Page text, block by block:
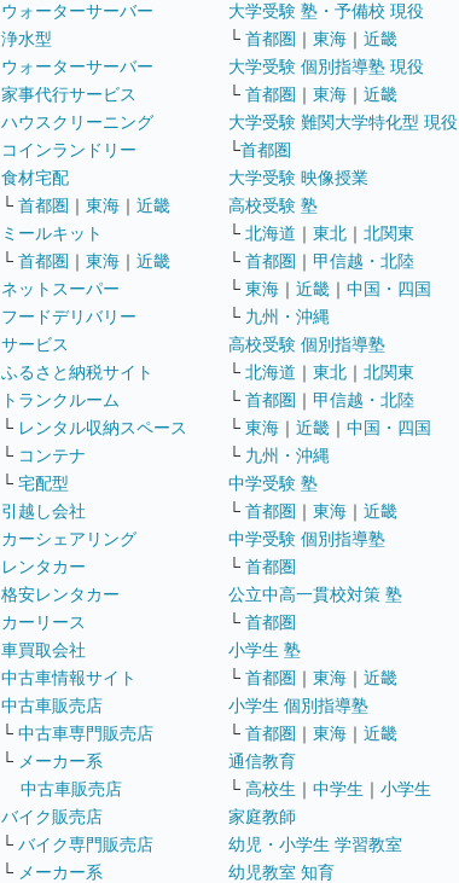
ウォーターサーバー
浄水型
ウォーターサーバー
家事代行サービス
ハウスクリーニング
コインランドリー
食材宅配
└ 首都圏 ｜ 東海 ｜ 近畿
ミールキット
└ 首都圏 ｜ 東海 ｜ 近畿
ネットスーパー
フードデリバリー
サービス
ふるさと納税サイト
トランクルーム
└ レンタル収納スペース
└ コンテナ
└ 宅配型
引越し会社
カーシェアリング
レンタカー
格安レンタカー
カーリース
車買取会社
中古車情報サイト
中古車販売店
└ 中古車専門販売店
└ メーカー系
中古車販売店
バイク販売店
└ バイク専門販売店
└ メーカー系
大学受験 塾・予備校 現役
└ 首都圏 ｜ 東海 ｜ 近畿
大学受験 個別指導塾 現役
└ 首都圏 ｜ 東海 ｜ 近畿
大学受験 難関大学特化型 現役
└首都圏
大学受験 映像授業
高校受験 塾
└ 北海道 ｜ 東北 ｜ 北関東
└ 首都圏 ｜ 甲信越・北陸
└ 東海 ｜ 近畿 ｜ 中国・四国
└ 九州・沖縄
高校受験 個別指導塾
└ 北海道 ｜ 東北 ｜ 北関東
└ 首都圏 ｜ 甲信越・北陸
└ 東海 ｜ 近畿 ｜ 中国・四国
└ 九州・沖縄
中学受験 塾
└ 首都圏 ｜ 東海 ｜ 近畿
中学受験 個別指導塾
└ 首都圏
公立中高一貫校対策 塾
└ 首都圏
小学生 塾
└ 首都圏 ｜ 東海 ｜ 近畿
小学生 個別指導塾
└ 首都圏 ｜ 東海 ｜ 近畿
通信教育
└ 高校生 ｜ 中学生 ｜ 小学生
家庭教師
幼児・小学生 学習教室
幼児教室 知育